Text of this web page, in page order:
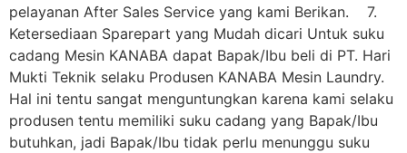
pelayanan After Sales Service yang kami Berikan. 7.
Ketersediaan Sparepart yang Mudah dicari Untuk suku
cadang Mesin KANABA dapat Bapak/Ibu beli di PT. Hari
Mukti Teknik selaku Produsen KANABA Mesin Laundry.
Hal ini tentu sangat menguntungkan karena kami selaku
produsen tentu memiliki suku cadang yang Bapak/Ibu
butuhkan, jadi Bapak/Ibu tidak perlu menunggu suku